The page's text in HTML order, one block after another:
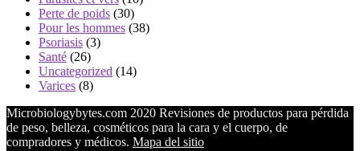
Perte de poids (30)
Pour les hommes (38)
Psoriasis (3)
Santé (26)
Uncategorized (14)
Varices (8)
Microbiologybytes.com 2020 Revisiones de productos para pérdida
de peso, belleza, cosméticos para la cara y el cuerpo, de
compradores y médicos. Mapa del sitio